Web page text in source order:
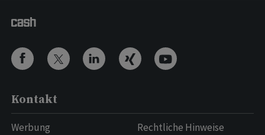
Kontakt
Werbung
Rechtliche Hinweise